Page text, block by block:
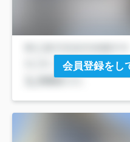
会員登録をし